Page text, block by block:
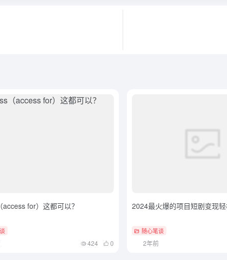
for）这都可以？
424 0
2024最火爆的项目短剧变现
随心笔谈
2年前